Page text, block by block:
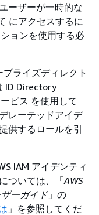
ーザーが一時的な
にアクセスするに
ョンを使用する必
ライズディレクト
ID Directory
ビス を使用して
レーテッドアイデ
供するロールを引
IAM アイデンティ
ついては、「AWS
ーガイド」の
」を参照してくだ